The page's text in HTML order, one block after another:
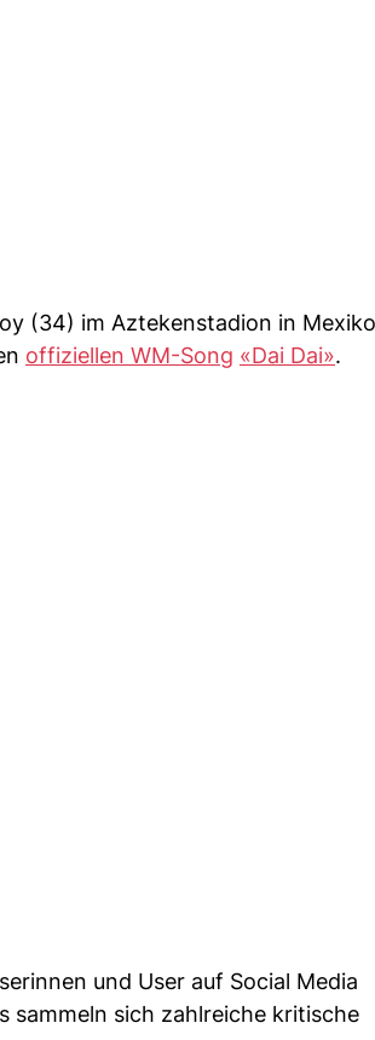
(34) im Aztekenstadion in
offiziellen WM-Song «Dai Dai».
und User auf Social Media
sich zahlreiche kritische